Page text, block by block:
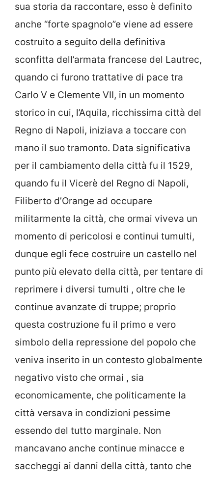
sua storia da raccontare, esso è definito
anche “forte spagnolo”e viene ad essere
costruito a seguito della definitiva
sconfitta dell’armata francese del Lautrec,
quando ci furono trattative di pace tra
Carlo V e Clemente VII, in un momento
storico in cui, l’Aquila, ricchissima città del
Regno di Napoli, iniziava a toccare con
mano il suo tramonto. Data significativa
per il cambiamento della città fu il 1529,
quando fu il Vicerè del Regno di Napoli,
Filiberto d’Orange ad occupare
militarmente la città, che ormai viveva un
momento di pericolosi e continui tumulti,
dunque egli fece costruire un castello nel
punto più elevato della città, per tentare di
reprimere i diversi tumulti , oltre che le
continue avanzate di truppe; proprio
questa costruzione fu il primo e vero
simbolo della repressione del popolo che
veniva inserito in un contesto globalmente
negativo visto che ormai , sia
economicamente, che politicamente la
città versava in condizioni pessime
essendo del tutto marginale. Non
mancavano anche continue minacce e
saccheggi ai danni della città, tanto che